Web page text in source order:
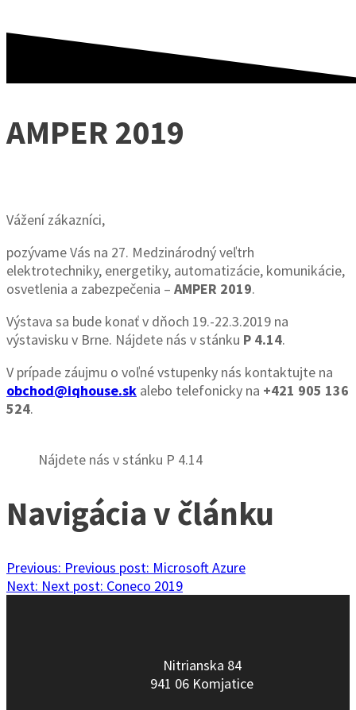
AMPER 2019
Vážení zákazníci,
pozývame Vás na 27. Medzinárodný veľtrh
elektrotechniky, energetiky, automatizácie, komunikácie,
osvetlenia a zabezpečenia – AMPER 2019.
Výstava sa bude konať v dňoch 19.-22.3.2019 na
výstavisku v Brne. Nájdete nás v stánku P 4.14.
V prípade záujmu o voľné vstupenky nás kontaktujte na
obchod@iqhouse.sk alebo telefonicky na +421 905 136
524.
Nájdete nás v stánku P 4.14
Navigácia v článku
Previous: Previous post: Microsoft Azure
Next: Next post: Coneco 2019
Nitrianska 84
941 06 Komjatice